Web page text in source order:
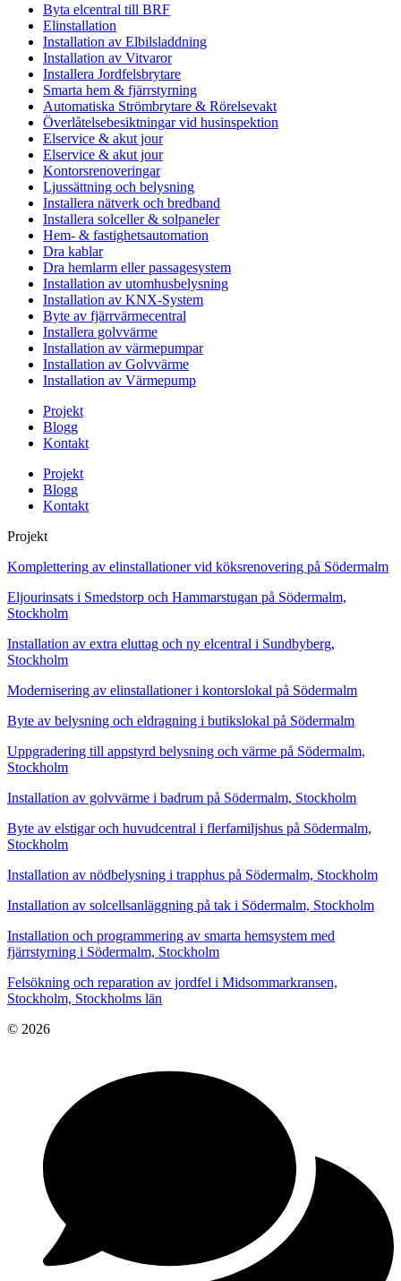
Byta elcentral till BRF
Elinstallation
Installation av Elbilsladdning
Installation av Vitvaror
Installera Jordfelsbrytare
Smarta hem & fjärrstyrning
Automatiska Strömbrytare & Rörelsevakt
Överlåtelsebesiktningar vid husinspektion
Elservice & akut jour
Elservice & akut jour
Kontorsrenoveringar
Ljussättning och belysning
Installera nätverk och bredband
Installera solceller & solpaneler
Hem- & fastighetsautomation
Dra kablar
Dra hemlarm eller passagesystem
Installation av utomhusbelysning
Installation av KNX-System
Byte av fjärrvärmecentral
Installera golvvärme
Installation av värmepumpar
Installation av Golvvärme
Installation av Värmepump
Projekt
Blogg
Kontakt
Projekt
Blogg
Kontakt
Projekt
Komplettering av elinstallationer vid köksrenovering på Södermalm
Eljourinsats i Smedstorp och Hammarstugan på Södermalm,
Stockholm
Installation av extra eluttag och ny elcentral i Sundbyberg,
Stockholm
Modernisering av elinstallationer i kontorslokal på Södermalm
Byte av belysning och eldragning i butikslokal på Södermalm
Uppgradering till appstyrd belysning och värme på Södermalm,
Stockholm
Installation av golvvärme i badrum på Södermalm, Stockholm
Byte av elstigar och huvudcentral i flerfamiljshus på Södermalm,
Stockholm
Installation av nödbelysning i trapphus på Södermalm, Stockholm
Installation av solcellsanläggning på tak i Södermalm, Stockholm
Installation och programmering av smarta hemsystem med
fjärrstyrning i Södermalm, Stockholm
Felsökning och reparation av jordfel i Midsommarkransen,
Stockholm, Stockholms län
© 2026